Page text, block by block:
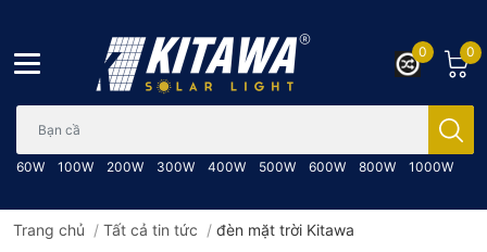
60W 100W 200W 300W 400W 500W 600W 800W 1000W
0
0
Trang chủ / Tất cả tin tức / đèn mặt trời Kitawa